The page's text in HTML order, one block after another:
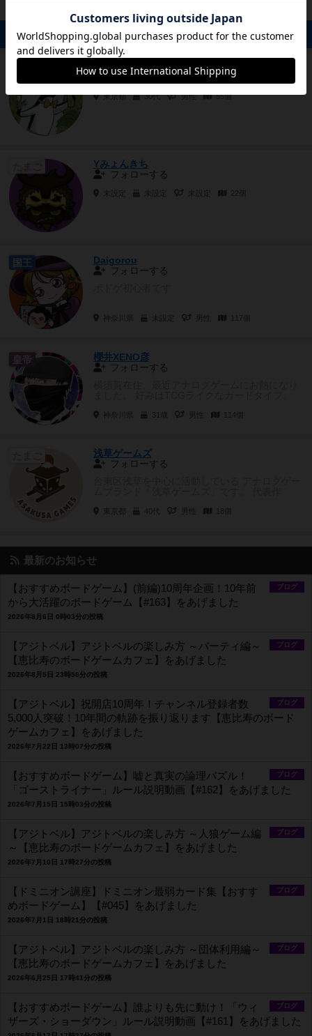
90名のフォロワー もっと見る
Leo
フォローする
東京都 30代 男性 55個
Yみょんきち
フォローする
未設定 未設定 未設定
国王
Daigorou
フォローする
未設定 117個
皇帝
櫻井XENO彦
フォローする
31歳 114個
浅草ゲームズ
フォローする
東京都
最新のお知らせ
ブログ
【おすすめボードゲーム】(前編)10周年企画！10年前
から大活躍のボードゲーム【#163】をあげました
2026年8月6日 0時03分の投稿
ブログ
【アジトベル】アジトベルの楽しみ方 ～パーティ編～
【恵比寿のボードゲームカフェ】をあげました
2026年8月5日 23時58分の投稿
ブログ
【アジトベル】祝開店10周年！チャンネル登録者数
5,000人突破！10年間の軌跡を振り返ります【恵比寿のボード
ゲームカフェ】をあげました
2026年7月22日 13時07分の投稿
ブログ
【おすすめボードゲーム】嘘と真実の論理パズル！
「ゴーストライナー」ルール説明動画【#162】をあげました
2026年7月15日 15時03分の投稿
ブログ
【アジトベル】アジトベルの楽しみ方 ～人狼ゲーム編
～【恵比寿のボードゲームカフェ】をあげました
2026年7月10日 17時27分の投稿
ブログ
【ドミニオン講座】ドミニオン最弱カード集【おすす
めボードゲーム】【#045】をあげました
2026年7月1日 18時21分の投稿
ブログ
【アジトベル】アジトベルの楽しみ方 ～団体利用編～
【恵比寿のボードゲームカフェ】をあげました
2026年6月25日 17時41分の投稿
ブログ
【おすすめボードゲーム】誰よりも先に動け！「ウィ
ザーズ・ショーダウン」ルール説明動画【#161】をあげました